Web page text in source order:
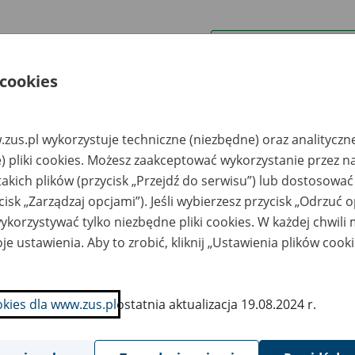
uwagi można przesyłać poprzez
Ukryj wszystkie pozycje bazy
pracy
Miejsce
przechowywania
dokumentów
Nr zespołu akt w
archiwum
państwowym
Daty
k/Lublina
Sp.z o.o. 20-234
Lublin ul. Mełgiewska
15,tel.(0-81)749 65
wykorzystuje techniczne (niezbędne) oraz
pliki cookies. Możesz zaakceptować wykorzystanie przez
plików (przycisk „Przejdź do serwisu”) lub
„Zarządzaj opcjami”). Jeśli wybierzesz przycisk „Odrzuć
tylko niezbędne pliki cookies. W każdej chwili
ustawienia. Aby to zrobić, kliknij „Ustawienia plików
dla www.zus.plostatnia aktualizacja 19.08.2024 r.